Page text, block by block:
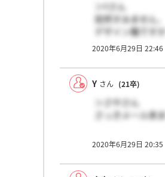
＞Yさん
突然すみません、
デザイン職ですか
2020年6月29日 22:46
Y さん (21卒)
＞さやさん
さっきメール来
2020年6月29日 20:35